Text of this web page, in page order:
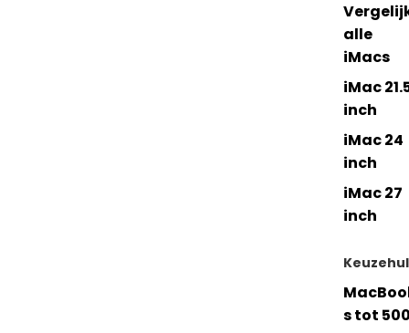
alle
iMacs
iMac
inch
iMac 24
inch
iMac 27
inch
s tot